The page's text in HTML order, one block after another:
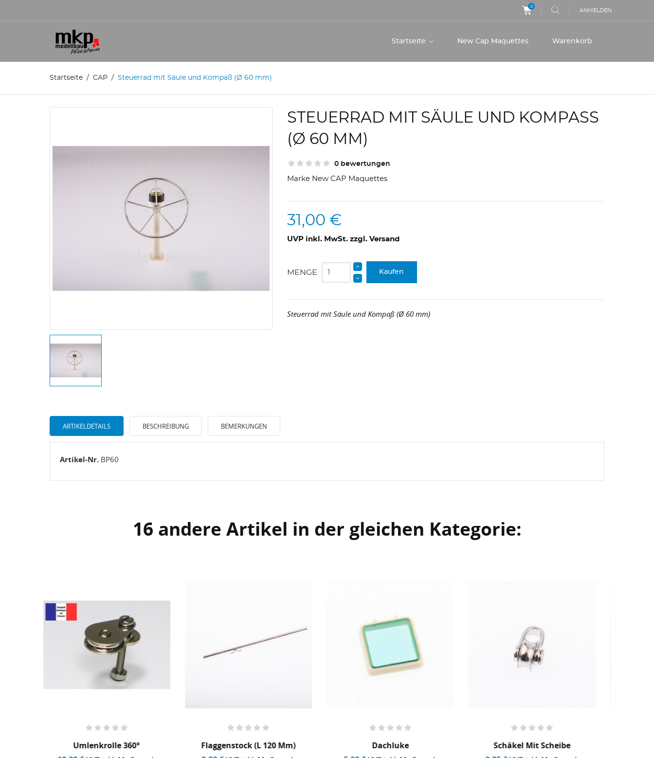
0
ANMELDEN
Startseite New Cap Maquettes Warenkorb
Startseite CAP Steuerrad mit Säule und Kompaß (Ø 60 mm)
STEUERRAD MIT SÄULE UND KOMPASS (
Ø 60 MM)
0 bewertungen
Marke New CAP Maquettes
31,00 €
UVP inkl. MwSt. zzgl. Versand
MENGE Kaufen
Steuerrad mit Säule und Kompaß (Ø 60 mm)
ARTIKELDETAILS BESCHREIBUNG BEMERKUNGEN
Artikel-Nr. BP60
16 andere Artikel in der gleichen Kategorie:
Flaggenstock (L 120 Mm)
Dachluke
Schäkel Mit Scheibe
Yacht Winch D 23